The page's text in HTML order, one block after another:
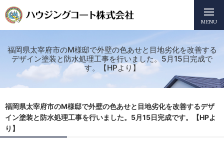
MENU
福岡県太宰府市のM様邸で外壁の色あせと目地劣化を改善する
デザイン塗装と防水処理工事を行いました。5月15日完成で
す。【HPより】
福岡県太宰府市のM様邸で外壁の色あせと目地劣化を改善するデザ
イン塗装と防水処理工事を行いました。5月15日完成です。【HPよ
り】